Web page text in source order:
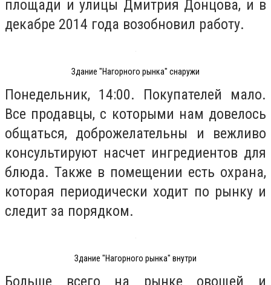
площади и улицы Дмитрия Донцова, и в
декабре 2014 года возобновил работу.
Здание "Нагорного рынка" снаружи
Понедельник, 14:00. Покупателей мало.
Все продавцы, с которыми нам довелось
общаться, доброжелательны и вежливо
консультируют насчет ингредиентов для
блюда. Также в помещении есть охрана,
которая периодически ходит по рынку и
следит за порядком.
Здание "Нагорного рынка" внутри
Больше всего на рынке овощей и